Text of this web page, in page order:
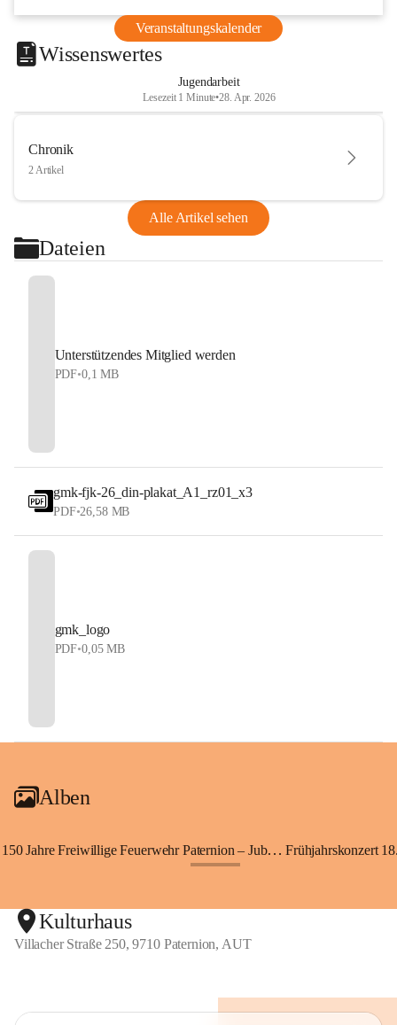
Veranstaltungskalender
Wissenswertes
Jugendarbeit
Lesezeit 1 Minute•28. Apr. 2026
Chronik
2 Artikel
Alle Artikel sehen
Dateien
Unterstützendes Mitglied werden
PDF•0,1 MB
gmk-fjk-26_din-plakat_A1_rz01_x3
PDF•26,58 MB
gmk_logo
PDF•0,05 MB
Alben
150 Jahre Freiwillige Feuerwehr Paternion – Jubiläumsfest Frühjahrskonzert
Kulturhaus
Villacher Straße 250, 9710 Paternion, AUT